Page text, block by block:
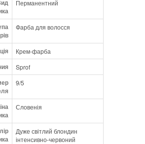
що кондиціонують;
лугу;
нанесення фарби.
чистих відтінків від
дуже темних кольорів. 100%
Технологія, яка працює у
запахами продукту. AromaGuard
людиною цього
замінює його бажаним
Перманентний
Фарба для волосся
Крем-фарба
Sprof
9/5
Словенія
Дуже світлий блондин
інтенсивно-червоний